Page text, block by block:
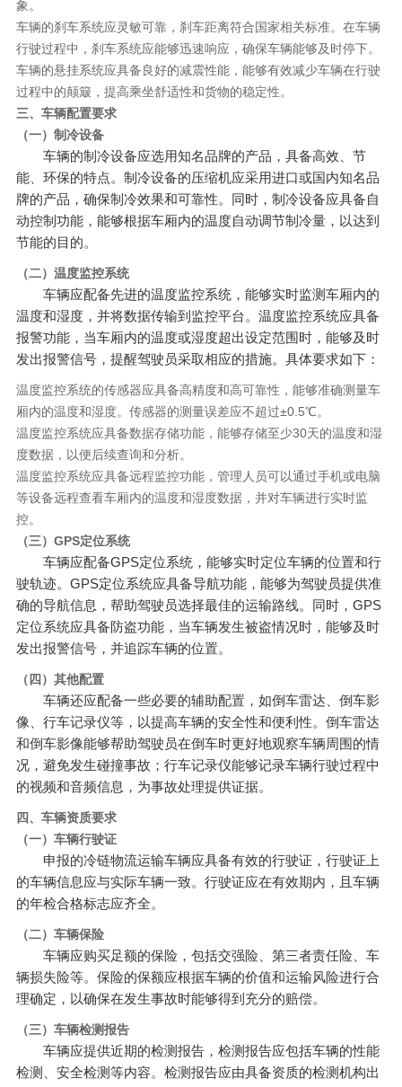
象。
车辆的刹车系统应灵敏可靠，刹车距离符合国家相关标准。在车辆
行驶过程中，刹车系统应能够迅速响应，确保车辆能够及时停下。
车辆的悬挂系统应具备良好的减震性能，能够有效减少车辆在行驶
过程中的颠簸，提高乘坐舒适性和货物的稳定性。
三、车辆配置要求
（一）制冷设备
车辆的制冷设备应选用知名品牌的产品，具备高效、节
能、环保的特点。制冷设备的压缩机应采用进口或国内知名品
牌的产品，确保制冷效果和可靠性。同时，制冷设备应具备自
动控制功能，能够根据车厢内的温度自动调节制冷量，以达到
节能的目的。
（二）温度监控系统
车辆应配备先进的温度监控系统，能够实时监测车厢内的
温度和湿度，并将数据传输到监控平台。温度监控系统应具备
报警功能，当车厢内的温度或湿度超出设定范围时，能够及时
发出报警信号，提醒驾驶员采取相应的措施。具体要求如下：
温度监控系统的传感器应具备高精度和高可靠性，能够准确测量车
厢内的温度和湿度。传感器的测量误差应不超过±0.5℃。
温度监控系统应具备数据存储功能，能够存储至少30天的温度和湿
度数据，以便后续查询和分析。
温度监控系统应具备远程监控功能，管理人员可以通过手机或电脑
等设备远程查看车厢内的温度和湿度数据，并对车辆进行实时监
控。
（三）GPS定位系统
车辆应配备GPS定位系统，能够实时定位车辆的位置和行
驶轨迹。GPS定位系统应具备导航功能，能够为驾驶员提供准
确的导航信息，帮助驾驶员选择最佳的运输路线。同时，GPS
定位系统应具备防盗功能，当车辆发生被盗情况时，能够及时
发出报警信号，并追踪车辆的位置。
（四）其他配置
车辆还应配备一些必要的辅助配置，如倒车雷达、倒车影
像、行车记录仪等，以提高车辆的安全性和便利性。倒车雷达
和倒车影像能够帮助驾驶员在倒车时更好地观察车辆周围的情
况，避免发生碰撞事故；行车记录仪能够记录车辆行驶过程中
的视频和音频信息，为事故处理提供证据。
四、车辆资质要求
（一）车辆行驶证
申报的冷链物流运输车辆应具备有效的行驶证，行驶证上
的车辆信息应与实际车辆一致。行驶证应在有效期内，且车辆
的年检合格标志应齐全。
（二）车辆保险
车辆应购买足额的保险，包括交强险、第三者责任险、车
辆损失险等。保险的保额应根据车辆的价值和运输风险进行合
理确定，以确保在发生事故时能够得到充分的赔偿。
（三）车辆检测报告
车辆应提供近期的检测报告，检测报告应包括车辆的性能
检测、安全检测等内容。检测报告应由具备资质的检测机构出